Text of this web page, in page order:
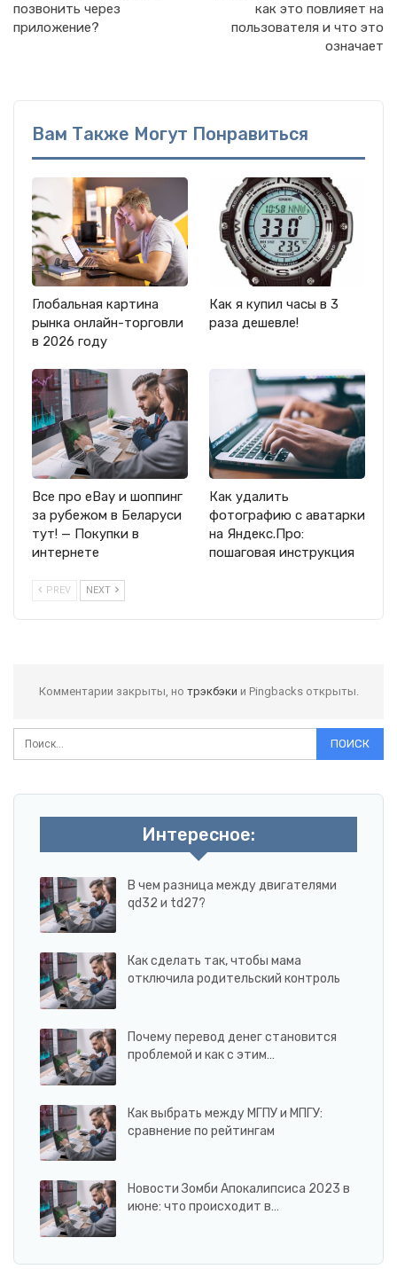
позвонить через
приложение?
как это повлияет на
пользователя и что это
означает
Вам Также Могут Понравиться
Глобальная картина
рынка онлайн-торговли
в 2026 году
Как я купил часы в 3
раза дешевле!
Все про eBay и шоппинг
за рубежом в Беларуси
тут! — Покупки в
интернете
Как удалить
фотографию с аватарки
на Яндекс.Про:
пошаговая инструкция
PREV NEXT
Комментарии закрыты, но трэкбэки и Pingbacks открыты.
Интересное:
В чем разница между двигателями
qd32 и td27?
Как сделать так, чтобы мама
отключила родительский контроль
Почему перевод денег становится
проблемой и как с этим…
Как выбрать между МГПУ и МПГУ:
сравнение по рейтингам
Новости Зомби Апокалипсиса 2023 в
июне: что происходит в…